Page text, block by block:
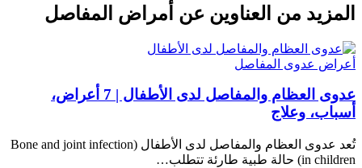
المزيد من العناوين عن أمراض المفاصل
أعراض عدوى المفاصل
عدوى العظام والمفاصل لدى الأطفال | 7 أعراض،
أسباب، وعلاج
تُعد عدوى العظام والمفاصل لدى الأطفال (Bone and joint infection
in children) حالة طبية طارئة تتطلب…